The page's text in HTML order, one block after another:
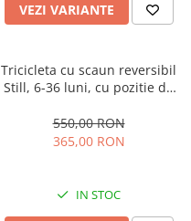
VEZI VARIANTE
Tricicleta cu scaun reversibil
Still, 6-36 luni, cu pozitie de
muzica, Jazz
550,00 RON
365,00 RON
IN STOC